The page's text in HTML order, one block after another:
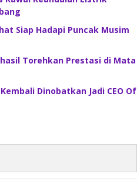
Siap Hadapi Puncak Musim
Torehkan Prestasi di Mata
Dinobatkan Jadi CEO Of